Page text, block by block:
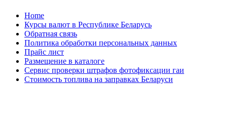
Skip
content
Home
Курсы валют в Республике Беларусь
Обратная связь
Политика обработки персональных данных
Прайс лист
Размещение в каталоге
Сервис проверки штрафов фотофиксации гаи
Стоимость топлива на заправках Беларуси